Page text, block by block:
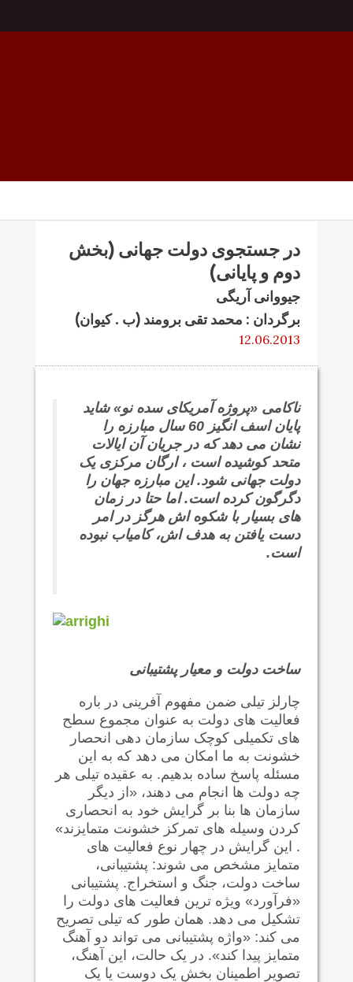
در جستجوی دولت جهانی (بخش
دوم و پایانی)
جیووانی آریگی
برگردان : محمد تقی برومند (ب . کیوان)
12.06.2013
ناکامی «پروژه آمریکای سده نو» شاید
پایان اسف انگیز 60 سال مبارزه را
نشان می دهد که در جریان آن ایالات
متحد کوشیده است ، ارگان مرکزی یک
دولت جهانی شود. این مبارزه جهان را
دگرگون کرده است. اما حتا در زمان
های بسیار با شکوه اش هرگز در امر
دست یافتن به هدف اش، کامیاب نبوده
است.
ساخت دولت و معیار پشتیبانی
چارلز تیلی ضمن مفهوم آفرینی در باره
فعالیت های دولت به عنوان مجموع سطح
های تکمیلی کوچک سازمان دهی انحصار
خشونت به ما امکان می دهد که به این
مسئله پاسخ ساده بدهیم. به عقیده تیلی هر
چه دولت ها انجام می دهند، «از دیگر
سازمان ها بنا بر گرایش خود به انحصاری
کردن وسیله های تمرکز خشونت متمایزند»
. این گرایش در چهار نوع فعالیت های
متمایز مشخص می شوند: پشتیبانی،
ساخت دولت، جنگ و استخراج. پشتیبانی
«فرآورد» ویژه ترین فعالیت های دولت را
تشکیل می دهد. همان طور که تیلی تصریح
می کند: «واژه پشتیبانی می تواند دو آهنگ
متمایز پیدا کند». در یک حالت، این آهنگ،
تصویر اطمینان بخش یک دوست یا یک